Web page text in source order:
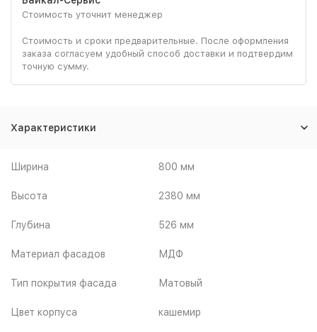
Стоимость уточнит менеджер
Стоимость и сроки предварительные. После оформления
заказа согласуем удобный способ доставки и подтвердим
точную сумму.
Характеристики
Ширина 800 мм
Высота 2380 мм
Глубина 526 мм
Материал фасадов МДФ
Тип покрытия фасада Матовый
Цвет корпуса кашемир